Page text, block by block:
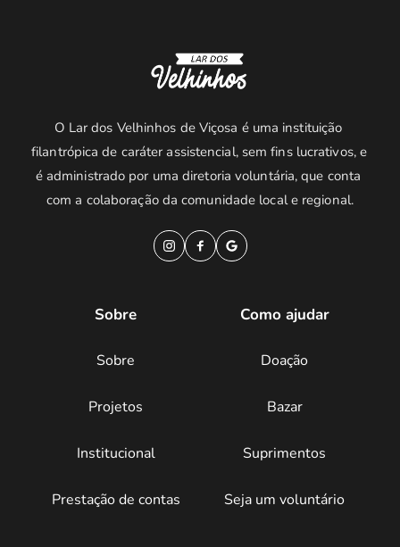
O Lar dos Velhinhos de Viçosa é uma instituição
filantrópica de caráter assistencial, sem fins lucrativos, e
é administrado por uma diretoria voluntária, que conta
com a colaboração da comunidade local e regional.
Sobre
Sobre
Projetos
Institucional
Prestação de contas
Como ajudar
Doação
Bazar
Suprimentos
Seja um voluntário